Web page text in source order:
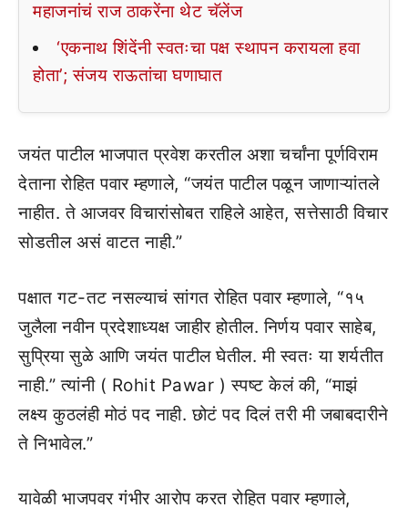
महाजनांचं राज ठाकरेंना थेट चॅलेंज
‘एकनाथ शिंदेंनी स्वतःचा पक्ष स्थापन करायला हवा
होता’; संजय राऊतांचा घणाघात
जयंत पाटील भाजपात प्रवेश करतील अशा चर्चांना पूर्णविराम
देताना रोहित पवार म्हणाले, “जयंत पाटील पळून जाणाऱ्यांतले
नाहीत. ते आजवर विचारांसोबत राहिले आहेत, सत्तेसाठी विचार
सोडतील असं वाटत नाही.”
पक्षात गट-तट नसल्याचं सांगत रोहित पवार म्हणाले, “१५
जुलैला नवीन प्रदेशाध्यक्ष जाहीर होतील. निर्णय पवार साहेब,
सुप्रिया सुळे आणि जयंत पाटील घेतील. मी स्वतः या शर्यतीत
नाही.” त्यांनी ( Rohit Pawar ) स्पष्ट केलं की, “माझं
लक्ष्य कुठलंही मोठं पद नाही. छोटं पद दिलं तरी मी जबाबदारीने
ते निभावेल.”
यावेळी भाजपवर गंभीर आरोप करत रोहित पवार म्हणाले,